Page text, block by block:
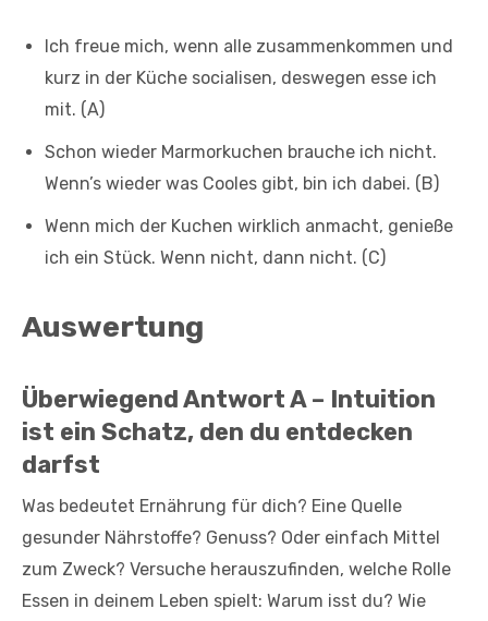
Ich freue mich, wenn alle zusammenkommen und
kurz in der Küche socialisen, deswegen esse ich
mit. (A)
Schon wieder Marmorkuchen brauche ich nicht.
Wenn’s wieder was Cooles gibt, bin ich dabei. (B)
Wenn mich der Kuchen wirklich anmacht, genieße
ich ein Stück. Wenn nicht, dann nicht. (C)
Auswertung
Überwiegend Antwort A – Intuition
ist ein Schatz, den du entdecken
darfst
Was bedeutet Ernährung für dich? Eine Quelle
gesunder Nährstoffe? Genuss? Oder einfach Mittel
zum Zweck? Versuche herauszufinden, welche Rolle
Essen in deinem Leben spielt: Warum isst du? Wie